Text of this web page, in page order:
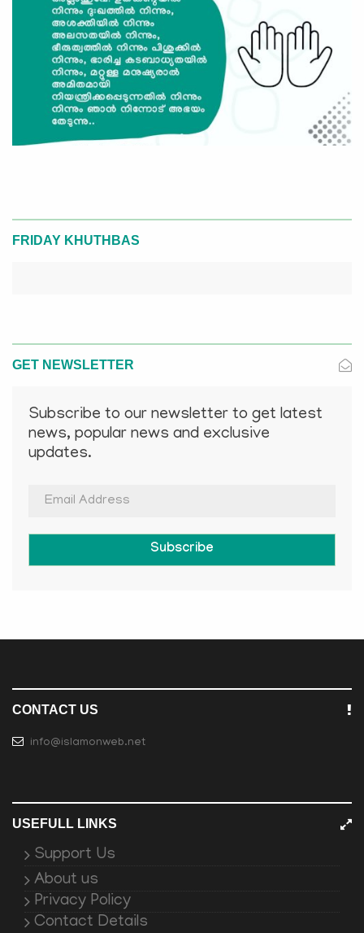
FRIDAY KHUTHBAS
GET NEWSLETTER
Subscribe to our newsletter to get latest
news, popular news and exclusive
updates.
Subscribe
CONTACT US
info@islamonweb.net
USEFULL LINKS
Support Us
About us
Privacy Policy
Contact Details